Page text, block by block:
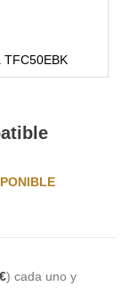
TFC50EBK
cada uno y